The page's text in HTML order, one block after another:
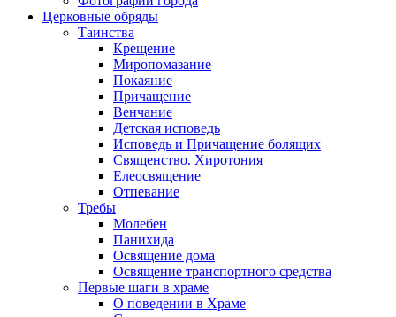
Церковные обряды
Таинства
Крещение
Миропомазание
Покаяние
Причащение
Венчание
Детская исповедь
Исповедь и Причащение болящих
Священство. Хиротония
Елеосвящение
Отпевание
Требы
Молебен
Панихида
Освящение дома
Освящение транспортного средства
Первые шаги в храме
О поведении в Храме